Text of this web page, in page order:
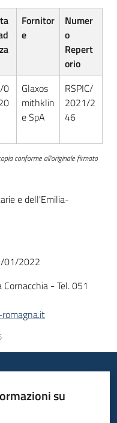
Fornitor
e
Numer
o
Repert
orio
0
Glaxos
mithklin
e SpA
RSPIC/
2021/2
46
conforme all’originale firmato
e dell'Emilia-
01/2022
Cornacchia - Tel. 051
su